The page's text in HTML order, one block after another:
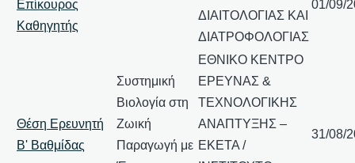
Επίκουρος
Καθηγητής
ΔΙΑΙΤΟΛΟΓΙΑΣ ΚΑΙ
ΔΙΑΤΡΟΦΟΛΟΓΙΑΣ
01/09/
Θέση Ερευνητή
Β' Βαθμίδας
Συστημική
Βιολογία στη
Ζωική
Παραγωγή με
ΕΘΝΙΚΟ ΚΕΝΤΡΟ
ΕΡΕΥΝΑΣ &
ΤΕΧΝΟΛΟΓΙΚΗΣ
ΑΝΑΠΤΥΞΗΣ –
ΕΚΕΤΑ /
31/08/